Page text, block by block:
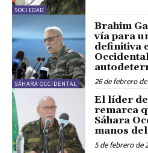
SOCIEDAD
SÁHARA OCCIDENTAL
Brahim
vía para
definitiva
26 de febrero de
El líder
remarca
Sáhara
manos
5 de febrero de